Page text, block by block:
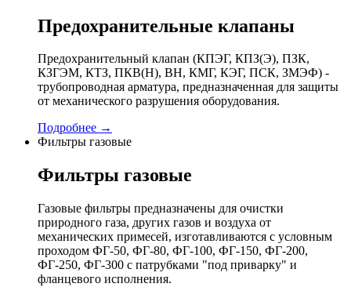
Предохранительные клапаны
Предохранительный клапан (КПЭГ, КПЗ(Э), ПЗК,
КЗГЭМ, КТЗ, ПКВ(Н), ВН, КМГ, КЭГ, ПСК, ЗМЭФ) -
трубопроводная арматура, предназначенная для защиты
от механического разрушения оборудования.
Подробнее →
Фильтры газовые
Фильтры газовые
Газовые фильтры предназначены для очистки
природного газа, других газов и воздуха от
механических примесей, изготавливаются с условным
проходом ФГ-50, ФГ-80, ФГ-100, ФГ-150, ФГ-200,
ФГ-250, ФГ-300 с патрубками "под приварку" и
фланцевого исполнения.